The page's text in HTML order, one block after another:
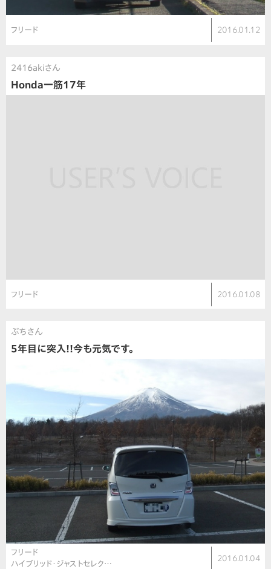
フリード 2016.01.12
2416akiさん
Honda一筋17年
フリード 2016.01.08
ぶちさん
5年目に突入!!今も元気です。
フリード
ハイブリッド・ジャストセレク…
2016.01.04